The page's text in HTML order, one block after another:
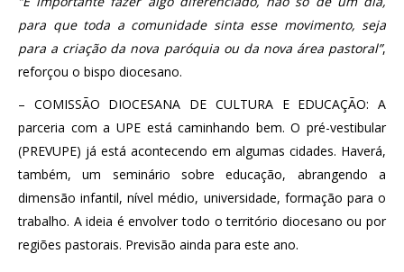
para que toda a comunidade sinta esse movimento, seja
para a criação da nova paróquia ou da nova área pastoral”,
reforçou o bispo diocesano.
– COMISSÃO DIOCESANA DE CULTURA E EDUCAÇÃO: A
parceria com a UPE está caminhando bem. O pré-vestibular
(PREVUPE) já está acontecendo em algumas cidades. Haverá,
também, um seminário sobre educação, abrangendo a
dimensão infantil, nível médio, universidade, formação para o
trabalho. A ideia é envolver todo o território diocesano ou por
regiões pastorais. Previsão ainda para este ano.